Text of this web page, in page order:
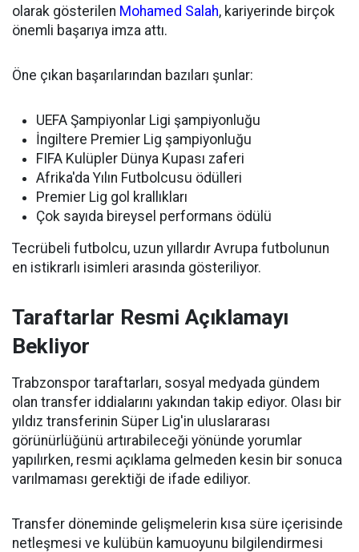
olarak gösterilen Mohamed Salah, kariyerinde birçok
önemli başarıya imza attı.
Öne çıkan başarılarından bazıları şunlar:
UEFA Şampiyonlar Ligi şampiyonluğu
İngiltere Premier Lig şampiyonluğu
FIFA Kulüpler Dünya Kupası zaferi
Afrika'da Yılın Futbolcusu ödülleri
Premier Lig gol krallıkları
Çok sayıda bireysel performans ödülü
Tecrübeli futbolcu, uzun yıllardır Avrupa futbolunun
en istikrarlı isimleri arasında gösteriliyor.
Taraftarlar Resmi Açıklamayı
Bekliyor
Trabzonspor taraftarları, sosyal medyada gündem
olan transfer iddialarını yakından takip ediyor. Olası bir
yıldız transferinin Süper Lig'in uluslararası
görünürlüğünü artırabileceği yönünde yorumlar
yapılırken, resmi açıklama gelmeden kesin bir sonuca
varılmaması gerektiği de ifade ediliyor.
Transfer döneminde gelişmelerin kısa süre içerisinde
netleşmesi ve kulübün kamuoyunu bilgilendirmesi